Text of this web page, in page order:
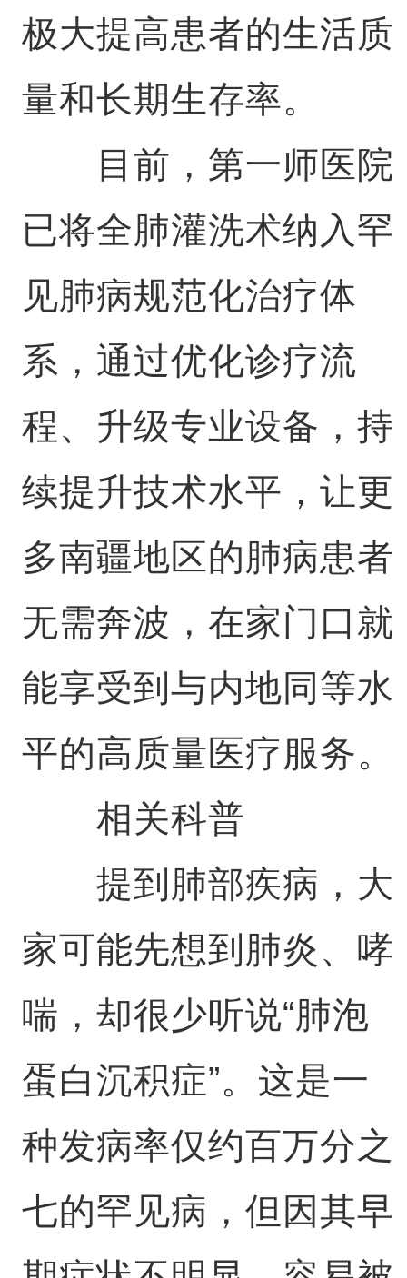
极大提高患者的生活质
量和长期生存率。
目前，第一师医院
已将全肺灌洗术纳入罕
见肺病规范化治疗体
系，通过优化诊疗流
程、升级专业设备，持
续提升技术水平，让更
多南疆地区的肺病患者
无需奔波，在家门口就
能享受到与内地同等水
平的高质量医疗服务。
相关科普
提到肺部疾病，大
家可能先想到肺炎、哮
喘，却很少听说“肺泡
蛋白沉积症”。这是一
种发病率仅约百万分之
七的罕见病，但因其早